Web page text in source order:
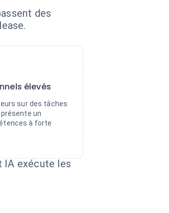
des
élevés
sur des tâches
un
à forte
IA exécute les